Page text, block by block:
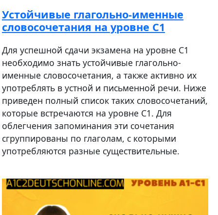
Устойчивые глагольно-именные
словосочетания на уровне С1
Для успешной сдачи экзамена на уровне C1
необходимо знать устойчивые глагольно-
именные словосочетания, а также активно их
употреблять в устной и письменной речи. Ниже
приведен полный список таких словосочетаний,
которые встречаются на уровне C1. Для
облегчения запоминания эти сочетания
сгруппированы по глаголам, с которыми
употребляются разные существительные.